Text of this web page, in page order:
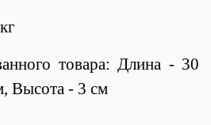
товара: Длина - 30
Высота - 3 см